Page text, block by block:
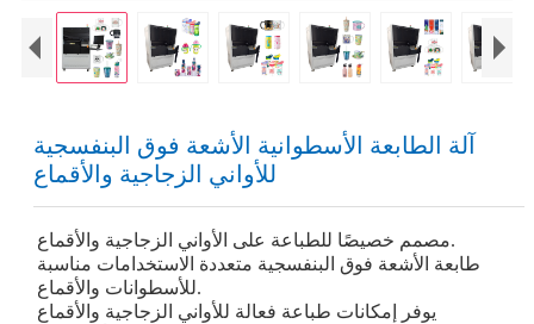
آلة الطابعة الأسطوانية الأشعة فوق البنفسجية
للأواني الزجاجية والأقماع
مصمم خصيصًا للطباعة على الأواني الزجاجية والأقماع.
طابعة الأشعة فوق البنفسجية متعددة الاستخدامات مناسبة
للأسطوانات والأقماع.
يوفر إمكانات طباعة فعالة للأواني الزجاجية والأقماع